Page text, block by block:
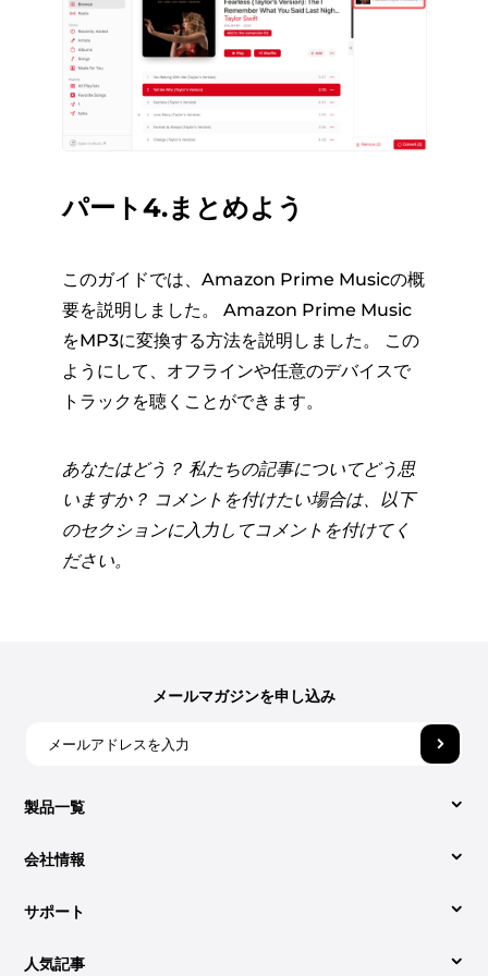
パート4.まとめよう
このガイドでは、Amazon Prime Musicの概
要を説明しました。 Amazon Prime Music
をMP3に変換する方法を説明しました。 この
ようにして、オフラインや任意のデバイスで
トラックを聴くことができます。
あなたはどう？ 私たちの記事についてどう思
いますか？ コメントを付けたい場合は、以下
のセクションに入力してコメントを付けてく
ださい。
製品一覧
Video Converter
人気記事
サポート
サポートセンター
会社情報
DumpMediaについて
お問い合わせ
メールマガジンを申し込み